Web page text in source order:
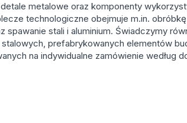
metalowe oraz komponenty
technologiczne obejmuje m.in.
spawanie stali i aluminium. Świadczymy
prefabrykowanych elementów
na indywidualne zamówienie według